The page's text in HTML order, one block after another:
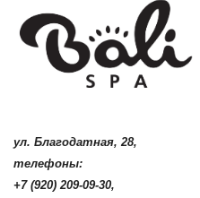
ул. Благодатная, 28,
телефоны:
+7 (920) 209-09-30,